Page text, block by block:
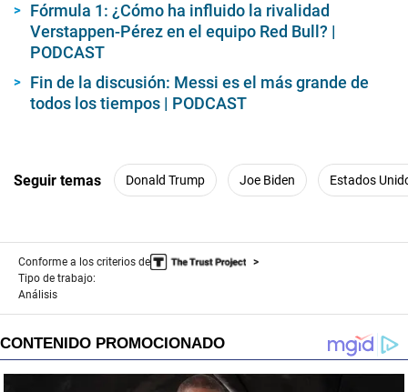
Fórmula 1: ¿Cómo ha influido la rivalidad
Verstappen-Pérez en el equipo Red Bull? |
PODCAST
Fin de la discusión: Messi es el más grande de
todos los tiempos | PODCAST
Seguir temas Donald Trump Joe Biden Estados
Conforme a los criterios de
Tipo de trabajo:
Análisis